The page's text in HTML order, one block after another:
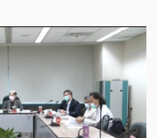
市政府講學租財團解散
四月